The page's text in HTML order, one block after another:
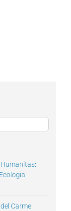
Carme